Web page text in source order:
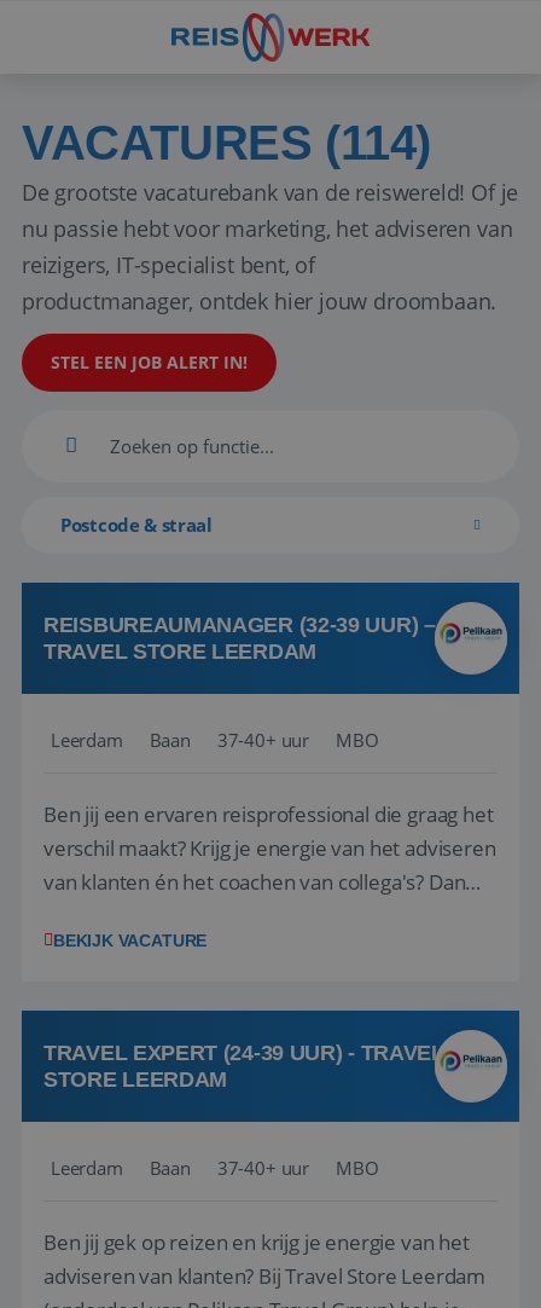
VACATURES (114)
De grootste vacaturebank van de reiswereld! Of je
nu passie hebt voor marketing, het adviseren van
reizigers, IT-specialist bent, of
productmanager, ontdek hier jouw droombaan.
STEL EEN JOB ALERT IN!
Postcode & straal
REISBUREAUMANAGER (32-39 UUR) –
TRAVEL STORE LEERDAM
Leerdam Baan 37-40+ uur MBO
Ben jij een ervaren reisprofessional die graag het
verschil maakt? Krijg je energie van het adviseren
van klanten én het coachen van collega's? Dan
(onderdeel van Pelikaan Travel Group) zoeken
team het reisbureau verder...
BEKIJK VACATURE
TRAVEL EXPERT (24-39 UUR) - TRAVEL
STORE LEERDAM
Leerdam Baan 37-40+ uur MBO
Ben jij gek op reizen en krijg je energie van het
adviseren van klanten? Bij Travel Store Leerdam